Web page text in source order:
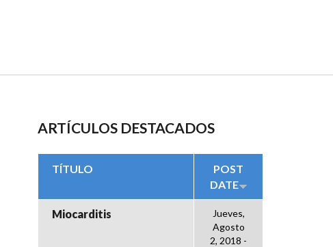
ARTÍCULOS DESTACADOS
TÍTULO
POST
DATE
Miocarditis
Jueves,
Agosto
2, 2018 -